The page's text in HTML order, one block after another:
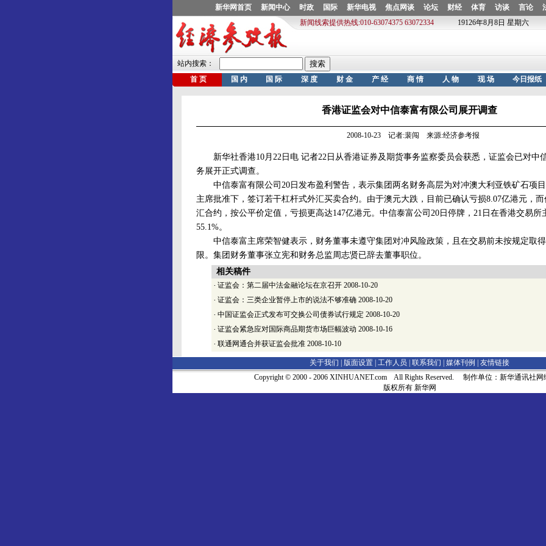
香港证监会对中信泰富有限公司展开调查
2008-10-23 记者:裴闯 来源:经济参考报
新华社香港10月22日电 记者22日从香港证券及期货事务监察委员会获悉，证监会已对中
务展开正式调查。
中信泰富有限公司20日发布盈利警告，表示集团两名财务高层为对冲澳大利亚铁矿石项
主席批准下，签订若干杠杆式外汇买卖合约。由于澳元大跌，目前已确认亏损8.07亿港元，
汇合约，按公平价定值，亏损更高达147亿港元。中信泰富公司20日停牌，21日在香港交易所
55.1%。
中信泰富主席荣智健表示，财务董事未遵守集团对冲风险政策，且在交易前未按规定取
限。集团财务董事张立宪和财务总监周志贤已辞去董事职位。
相关稿件
· 证监会：第二届中法金融论坛在京召开 2008-10-20
· 证监会：三类企业暂停上市的说法不够准确 2008-10-20
· 中国证监会正式发布可交换公司债券试行规定 2008-10-20
· 证监会紧急应对国际商品期货市场巨幅波动 2008-10-16
· 联通网通合并获证监会批准 2008-10-10
关于我们 | 版面设置 工作人员 联系我们 媒体刊例
友情链接
Copyright © 2000 - 2006 XINHUANET.com All Rights Reserved. 制作单位：新华通讯社网
版权所有 新华网